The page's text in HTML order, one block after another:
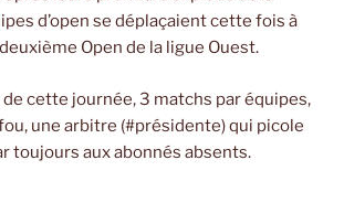
d’open se déplaçaient cette fois à
Open de la ligue Ouest.
cette journée, 3 matchs par équipes,
une arbitre (#présidente) qui picole
toujours aux abonnés absents.